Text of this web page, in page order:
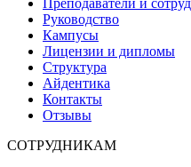
Преподаватели и
Руководство
Кампусы
Лицензии и дипломы
Структура
Айдентика
Контакты
Отзывы
СОТРУДНИКАМ